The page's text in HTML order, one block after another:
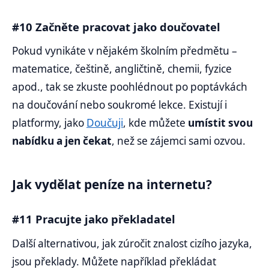
#10 Začněte pracovat jako doučovatel
Pokud vynikáte v nějakém školním předmětu –
matematice, češtině, angličtině, chemii, fyzice
apod., tak se zkuste poohlédnout po poptávkách
na doučování nebo soukromé lekce. Existují i
platformy, jako Doučuji, kde můžete umístit svou
nabídku a jen čekat, než se zájemci sami ozvou.
Jak vydělat peníze na internetu?
#11 Pracujte jako překladatel
Další alternativou, jak zúročit znalost cizího jazyka,
jsou překlady. Můžete například překládat